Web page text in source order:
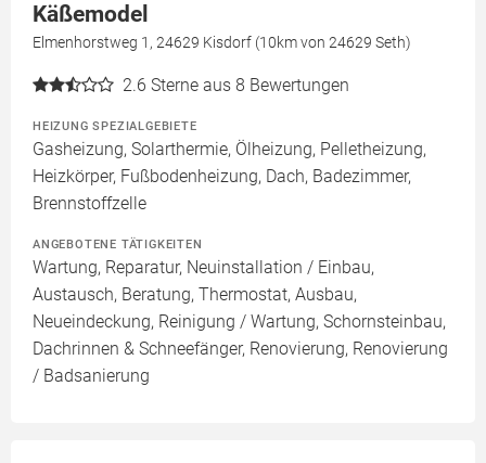
Käßemodel
Elmenhorstweg 1, 24629 Kisdorf (10km von 24629 Seth)
2.6 Sterne aus 8 Bewertungen
HEIZUNG SPEZIALGEBIETE
Gasheizung, Solarthermie, Ölheizung, Pelletheizung,
Heizkörper, Fußbodenheizung, Dach, Badezimmer,
Brennstoffzelle
ANGEBOTENE TÄTIGKEITEN
Wartung, Reparatur, Neuinstallation / Einbau,
Austausch, Beratung, Thermostat, Ausbau,
Neueindeckung, Reinigung / Wartung, Schornsteinbau,
Dachrinnen & Schneefänger, Renovierung, Renovierung
/ Badsanierung